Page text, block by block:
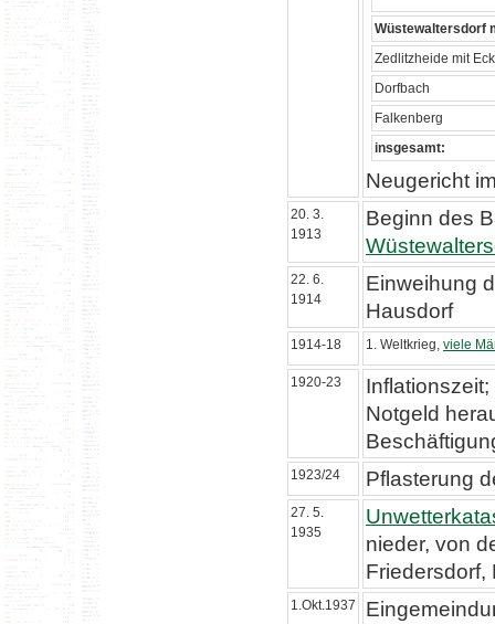
Wüstewaltersdorf
Zedlitzheide mit
Dorfbach
Falkenberg
insgesamt:
Neugericht
20. 3.
1913
Beginn des
22. 6.
1914
Einweihung
Hausdorf
1914-18 1. Weltkrieg, viele
1920-23
Notgeld
1923/24 Pflasterung
27. 5.
1935
nieder, von
Friedersdorf,
1.Okt.1937